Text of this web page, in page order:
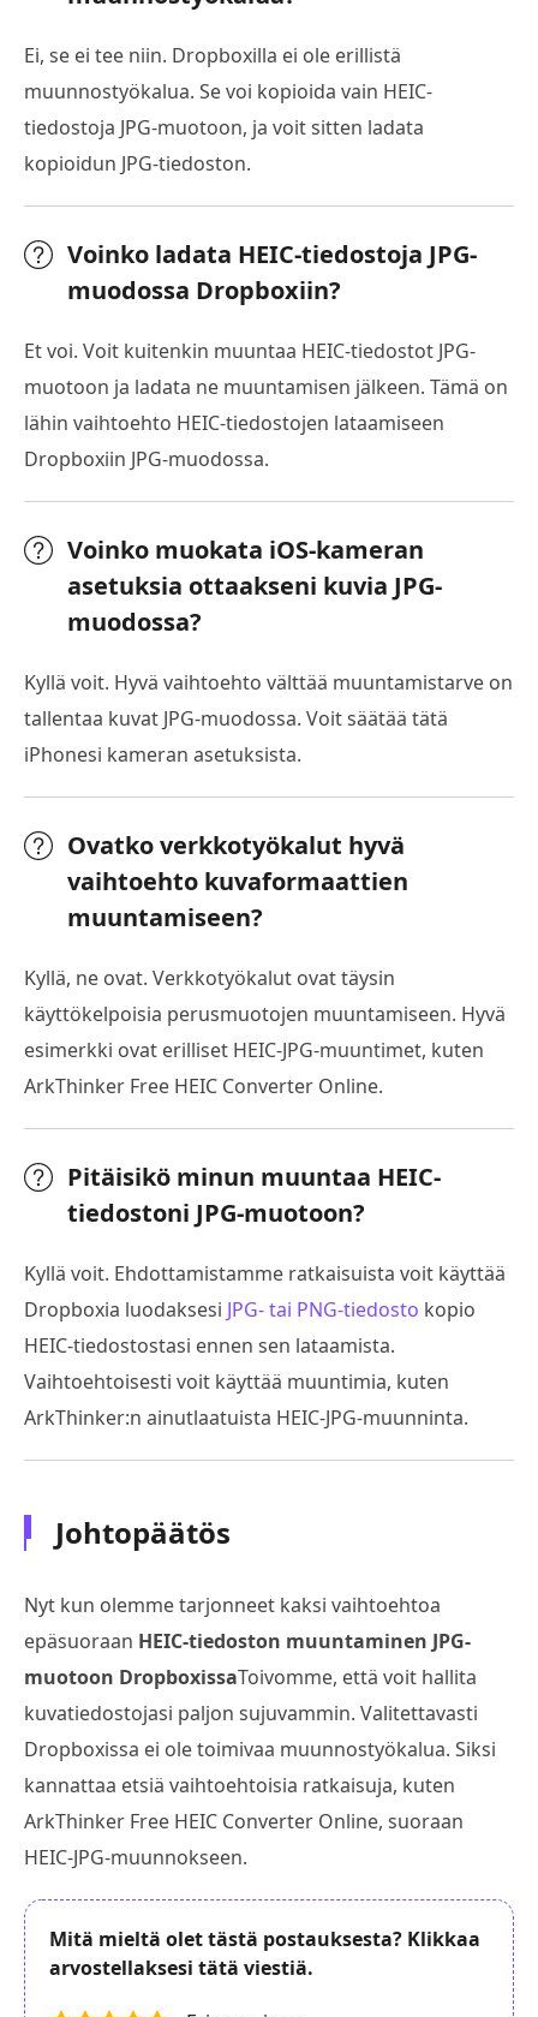
Ei, se ei tee niin. Dropboxilla ei ole erillistä
muunnostyökalua. Se voi kopioida vain HEIC-
tiedostoja JPG-muotoon, ja voit sitten ladata
kopioidun JPG-tiedoston.
Voinko ladata HEIC-tiedostoja JPG-
muodossa Dropboxiin?
Et voi. Voit kuitenkin muuntaa HEIC-tiedostot JPG-
muotoon ja ladata ne muuntamisen jälkeen. Tämä on
lähin vaihtoehto HEIC-tiedostojen lataamiseen
Dropboxiin JPG-muodossa.
Voinko muokata iOS-kameran
asetuksia ottaakseni kuvia JPG-
muodossa?
Kyllä voit. Hyvä vaihtoehto välttää muuntamistarve on
tallentaa kuvat JPG-muodossa. Voit säätää tätä
iPhonesi kameran asetuksista.
Ovatko verkkotyökalut hyvä
vaihtoehto kuvaformaattien
muuntamiseen?
Kyllä, ne ovat. Verkkotyökalut ovat täysin
käyttökelpoisia perusmuotojen muuntamiseen. Hyvä
esimerkki ovat erilliset HEIC-JPG-muuntimet, kuten
ArkThinker Free HEIC Converter Online.
Pitäisikö minun muuntaa HEIC-
tiedostoni JPG-muotoon?
Kyllä voit. Ehdottamistamme ratkaisuista voit käyttää
Dropboxia luodaksesi JPG- tai PNG-tiedosto kopio
HEIC-tiedostostasi ennen sen lataamista.
Vaihtoehtoisesti voit käyttää muuntimia, kuten
ArkThinker:n ainutlaatuista HEIC-JPG-muunninta.
Johtopäätös
Nyt kun olemme tarjonneet kaksi vaihtoehtoa
epäsuoraan HEIC-tiedoston muuntaminen JPG-
muotoon DropboxissaToivomme, että voit hallita
kuvatiedostojasi paljon sujuvammin. Valitettavasti
Dropboxissa ei ole toimivaa muunnostyökalua. Siksi
kannattaa etsiä vaihtoehtoisia ratkaisuja, kuten
ArkThinker Free HEIC Converter Online, suoraan
HEIC-JPG-muunnokseen.
Mitä mieltä olet tästä postauksesta? Klikkaa
arvostellaksesi tätä viestiä.